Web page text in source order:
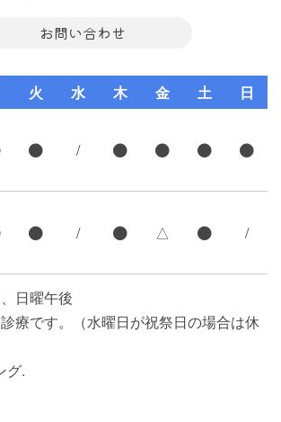
お問い合わせ
火 水 木 金 土
日
/
/ △ /
日曜午後
療です。（水曜日が祝祭日の場合は休
グ.